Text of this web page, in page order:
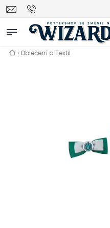
Vyhledávání
› Oblečení a Textil